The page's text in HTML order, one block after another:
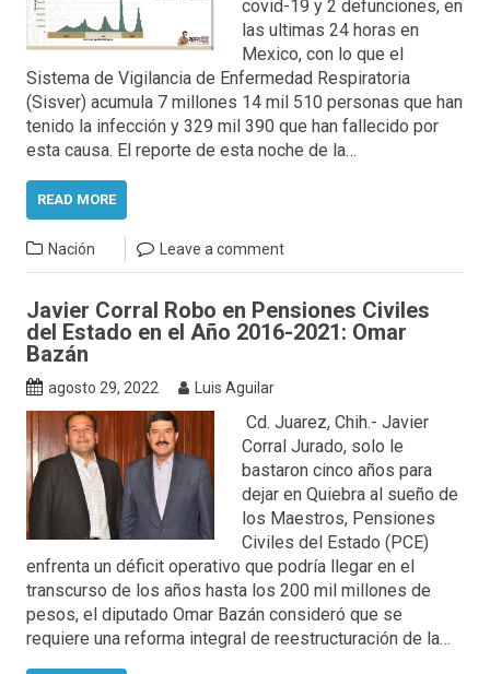
covid-19 y 2 defunciones, en
las ultimas 24 horas en
Mexico, con lo que el
Sistema de Vigilancia de Enfermedad Respiratoria
(Sisver) acumula 7 millones 14 mil 510 personas que han
tenido la infección y 329 mil 390 que han fallecido por
esta causa. El reporte de esta noche de la…
READ MORE
Nación Leave a comment
Javier Corral Robo en Pensiones Civiles
del Estado en el Año 2016-2021: Omar
Bazán
agosto 29, 2022 Luis Aguilar
Cd. Juarez, Chih.- Javier
Corral Jurado, solo le
bastaron cinco años para
dejar en Quiebra al sueño de
los Maestros, Pensiones
Civiles del Estado (PCE)
enfrenta un déficit operativo que podría llegar en el
transcurso de los años hasta los 200 mil millones de
pesos, el diputado Omar Bazán consideró que se
requiere una reforma integral de reestructuración de la…